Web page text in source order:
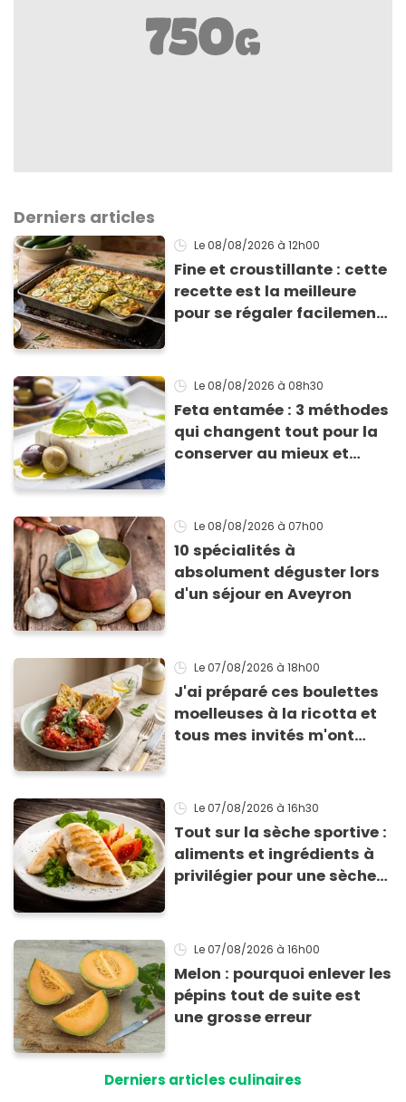
Derniers articles
Le 08/08/2026 à 12h00
Fine et croustillante : cette
recette est la meilleure
pour se régaler facilement
Le 08/08/2026 à 08h30
Feta entamée : 3 méthodes
qui changent tout pour la
conserver au mieux et
Le 08/08/2026 à 07h00
10 spécialités à
absolument déguster lors
d'un séjour en Aveyron
Le 07/08/2026 à 18h00
J'ai préparé ces boulettes
moelleuses à la ricotta et
tous mes invités m'ont
Le 07/08/2026 à 16h30
Tout sur la sèche sportive :
aliments et ingrédients à
privilégier pour une sèche
Le 07/08/2026 à 16h00
Melon : pourquoi enlever les
pépins tout de suite est
une grosse erreur
Derniers articles culinaires